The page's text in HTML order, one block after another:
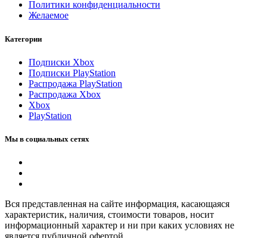
Политики конфиденциальности
Желаемое
Категории
Подписки Xbox
Подписки PlayStation
Распродажа PlayStation
Распродажа Xbox
Xbox
PlayStation
Мы в социальных сетях
Вся представленная на сайте информация, касающаяся
характеристик, наличия, стоимости товаров, носит
информационный характер и ни при каких условиях не